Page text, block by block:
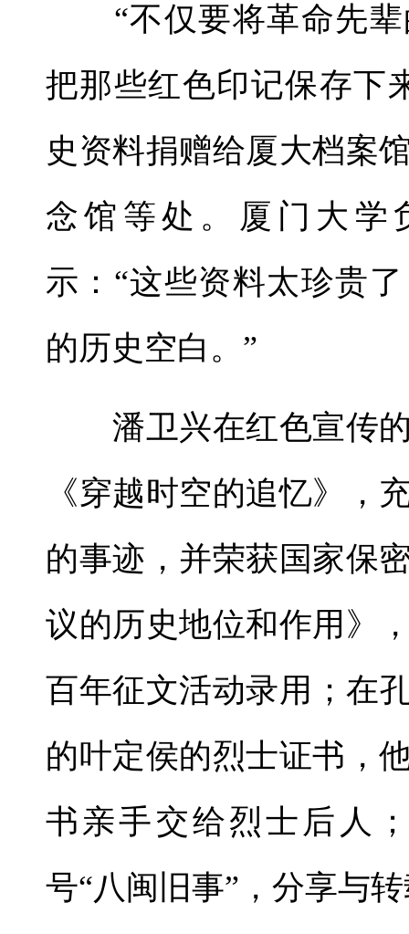
“不仅要将革命先辈
把那些红色印记保存下
史资料捐赠给厦大档案
念馆等处。厦门大学
示：“这些资料太珍贵
的历史空白。”
潘卫兴在红色宣传的
《穿越时空的追忆》，
的事迹，并荣获国家保
议的历史地位和作用》
百年征文活动录用；在
的叶定侯的烈士证书，
书亲手交给烈士后人
号“八闽旧事”，分享与